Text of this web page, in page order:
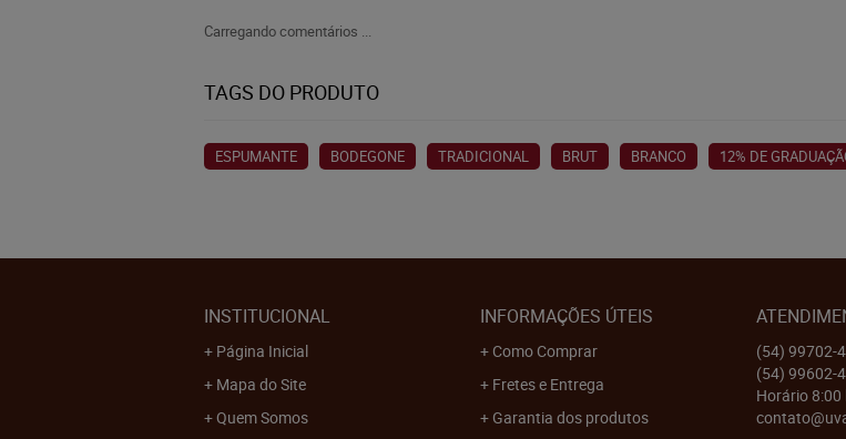
Carregando comentários ...
TAGS DO PRODUTO
ESPUMANTE BODEGONE TRADICIONAL BRUT BRANCO 12% DE
INSTITUCIONAL
Página Inicial
Mapa do Site
Quem Somos
INFORMAÇÕES ÚTEIS
Como Comprar
Fretes e Entrega
Garantia dos produtos
(54) 99702-
(54) 99602-
Horário 8:00